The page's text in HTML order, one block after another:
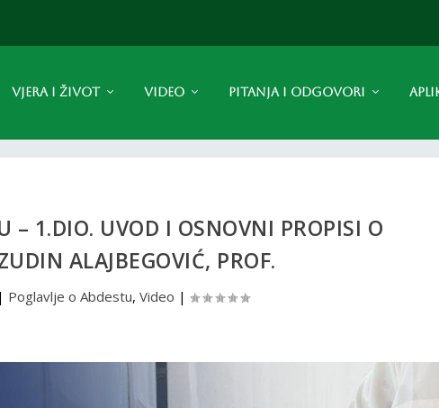
VJERA I ŽIVOT VIDEO PITANJA I ODGOVORI
– 1.DIO. UVOD I OSNOVNI PROPISI O
ALAJBEGOVIĆ, PROF.
| Poglavlje o Abdestu, Video |